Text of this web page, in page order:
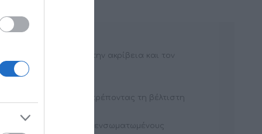
συχνότητες με την ακρίβεια και τον
αντίστασης, επιτρέποντας τη βέλτιστη
χυτό αλουμίνιο με ενσωματωμένους